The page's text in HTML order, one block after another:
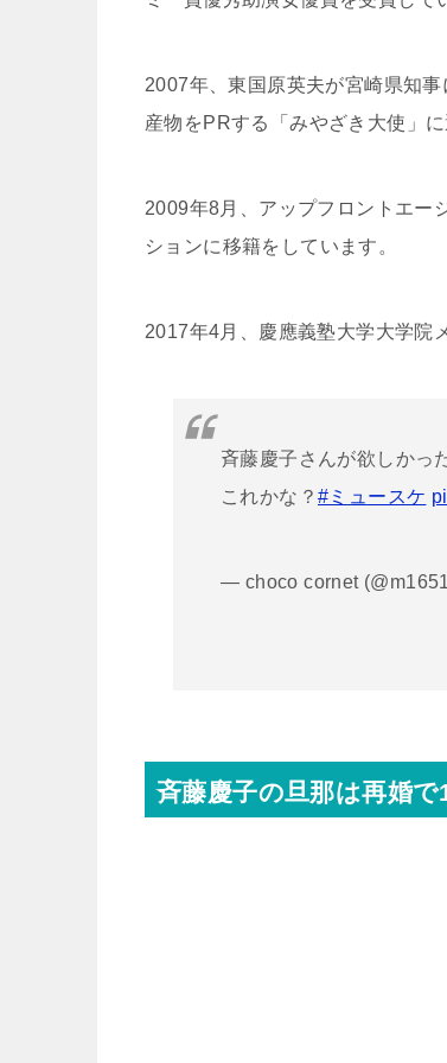
2007年、東国原英夫が宮崎県知
産物をPRする「みやざき大使」に
2009年8月、アップフロントエー
ションに移籍をしています。
2017年4月、慶應義塾大学大学院
斉藤慶子さんが欲しかっ
これかな？ #ミュースケ
— choco cornet
斉藤慶子の旦那は再婚